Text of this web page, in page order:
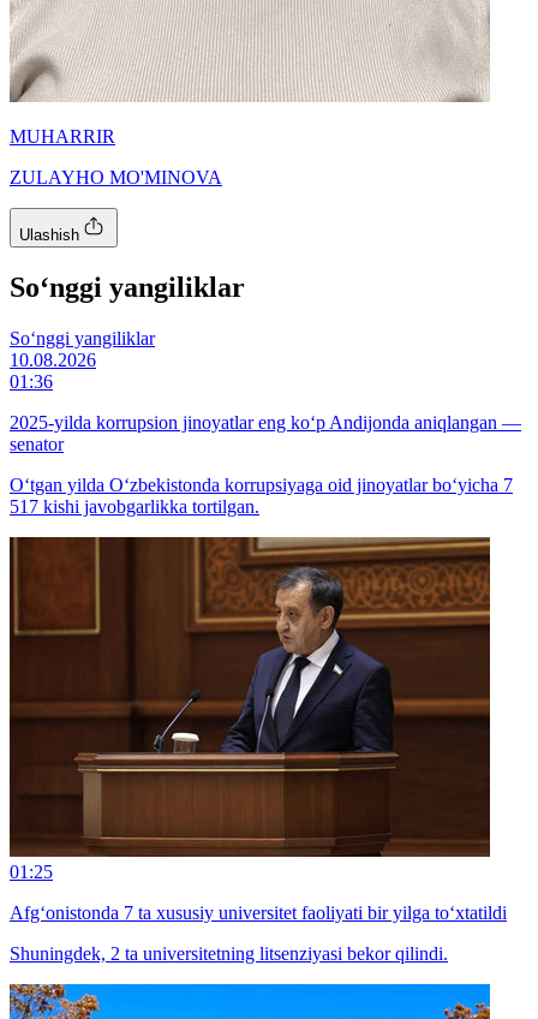
MUHARRIR
ZULAYHO MO'MINOVA
Ulashish
So‘nggi yangiliklar
So‘nggi yangiliklar
10.08.2026
01:36
2025-yilda korrupsion jinoyatlar eng ko‘p Andijonda aniqlangan —
senator
Oʻtgan yilda Oʻzbekistonda korrupsiyaga oid jinoyatlar bo‘yicha 7
517 kishi javobgarlikka tortilgan.
01:25
Afg‘onistonda 7 ta xususiy universitet faoliyati bir yilga to‘xtatildi
Shuningdek, 2 ta universitetning litsenziyasi bekor qilindi.